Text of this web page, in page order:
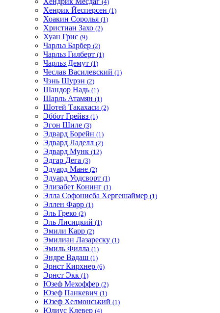
(4)
Хенрик Йесперсен (1)
Хоакин Соролья (1)
Христиан Захо (2)
Хуан Грис (9)
Чарльз Барбер (2)
Чарльз Гилберт (1)
Чарльз Демут (1)
Чеслав Василевский (1)
Чэнь Шурэн (2)
Шандор Надь (1)
Шарль Атамян (1)
Шотей Такахаси (2)
Эббот Грейвз (1)
Эгон Шиле (3)
Эдвард Борейн (1)
Эдвард Ладелл (2)
Эдвард Мунк (12)
Эдгар Дега (3)
Эдуард Мане (2)
Эдуард Уодсворт (1)
Элизабет Конинг (1)
Элла Софонисба Хергешаймер (1)
Эллен Фарр (1)
Эль Греко (2)
Эль Лисицкий (1)
Эмили Карр (2)
Эмилиан Лазареску (1)
Эмиль Филла (1)
Эндре Вадаш (1)
Эрнст Кирхнер (6)
Эрнст Экк (1)
Юзеф Мехоффер (2)
Юзеф Панкевич (1)
Юзеф Хелмонський (1)
Юлиус Клевер (4)